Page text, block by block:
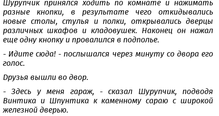
Шурупчик принялся ходить по комнате и нажимать
разные кнопки, в результате чего откидывались
новые столы, стулья и полки, открывались дверцы
различных шкафов и кладовушек. Наконец он нажал
еще одну кнопку и провалился в подполье.
- Идите сюда! - послышался через минуту со двора его
голос.
Друзья вышли во двор.
- Здесь у меня гараж, - сказал Шурупчик, подводя
Винтика и Шпунтика к каменному сараю с широкой
железной дверью.